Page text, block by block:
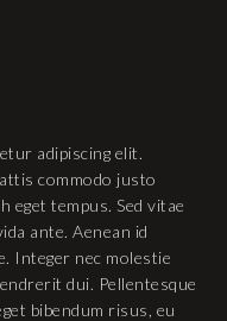
adipiscing elit.
commodo justo
eget tempus. Sed vitae
ante. Aenean id
Integer nec molestie
dui. Pellentesque
bibendum risus, eu